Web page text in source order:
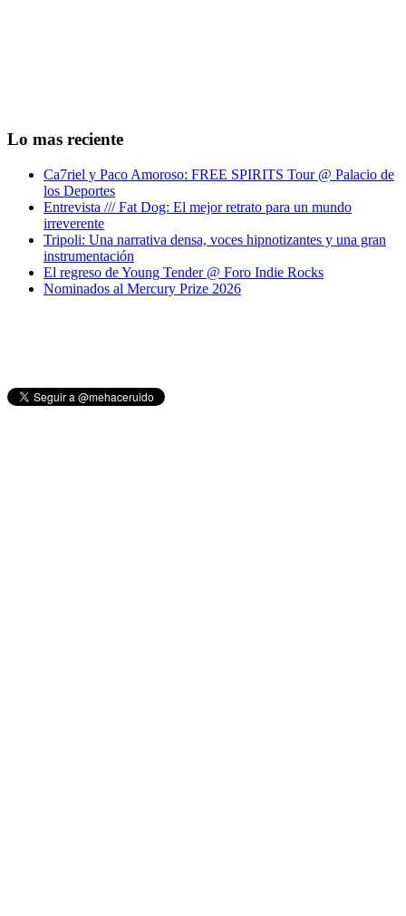
Lo mas reciente
Ca7riel y Paco Amoroso: FREE SPIRITS Tour @ Palacio de
los Deportes
Entrevista /// Fat Dog: El mejor retrato para un mundo
irreverente
Tripoli: Una narrativa densa, voces hipnotizantes y una gran
instrumentación
El regreso de Young Tender @ Foro Indie Rocks
Nominados al Mercury Prize 2026